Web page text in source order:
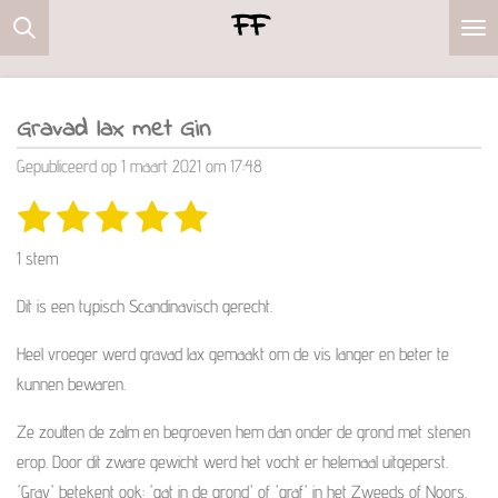
Ga
direct
hoofdinhoud
FF
Gravad lax met Gin
Gepubliceerd op 1 maart 2021 om 17:48
R
i
g
:
5
t
1
s
e
r
2
s
e
r
r
e
n
3
e
r
r
e
n
4
e
r
e
n
5
e
r
e
n
S
e
1 stem
Dit is een typisch Scandinavisch gerecht.
Heel vroeger werd gravad lax gemaakt om de vis langer en beter te
kunnen bewaren.
Ze zoutten de zalm en begroeven hem dan onder de grond met stenen
erop. Door dit zware gewicht werd het vocht er helemaal uitgeperst.
'Grav' betekent ook: 'gat in de grond' of 'graf' in het Zweeds of Noors.